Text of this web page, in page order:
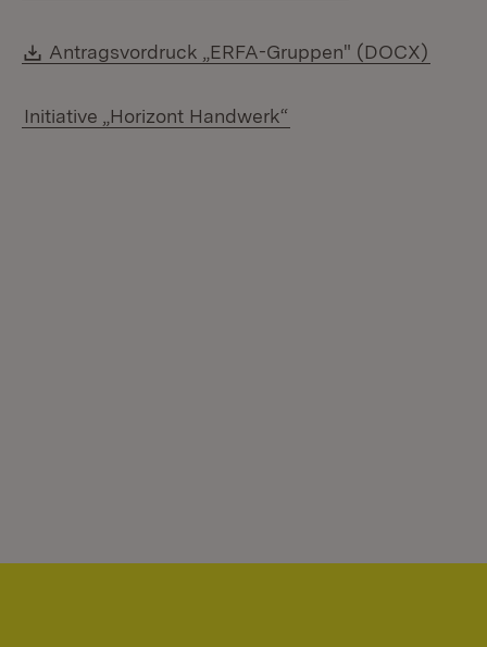
Download:
Antragsvordruck „ERFA-Gruppen" (DOCX)
Initiative „Horizont Handwerk“